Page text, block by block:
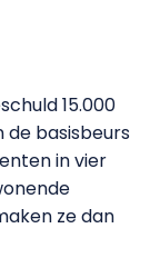
15.000
de basisbeurs
in vier
ze dan